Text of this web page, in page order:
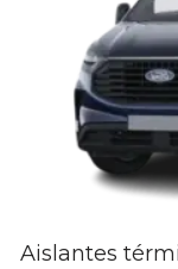
Aislantes